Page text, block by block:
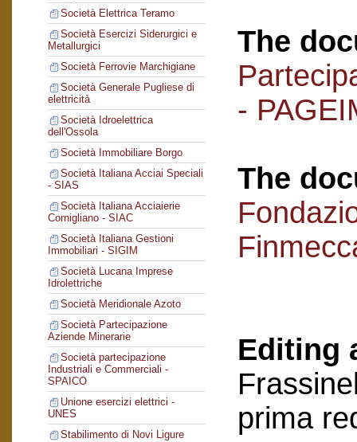
Società Elettrica Teramo
Società Esercizi Siderurgici e
Metallurgici
Società Ferrovie Marchigiane
Società Generale Pugliese di
elettricità
Società Idroelettrica
dell'Ossola
Società Immobiliare Borgo
Società Italiana Acciai Speciali
- SIAS
Società Italiana Acciaierie
Cornigliano - SIAC
Società Italiana Gestioni
Immobiliari - SIGIM
Società Lucana Imprese
Idrolettriche
Società Meridionale Azoto
Società Partecipazione
Aziende Minerarie
Società partecipazione
Industriali e Commerciali -
SPAICO
Unione esercizi elettrici -
UNES
Stabilimento di Novi Ligure
The
-
The
Editing
prima